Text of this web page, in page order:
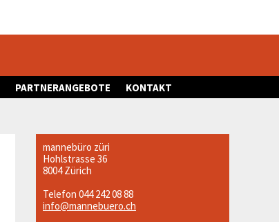
PARTNERANGEBOTE
KONTAKT
mannebüro züri
Hohlstrasse 36
8004 Zürich
Telefon 044 242 08 88
info@mannebuero.ch